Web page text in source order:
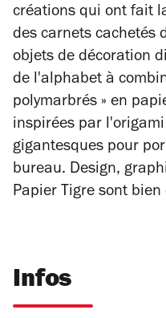
créations qui ont fait
des carnets cachetés
objets de décoration
de l'alphabet à
polymarbrés » en
inspirées par
gigantesques pour
bureau. Design,
Papier Tigre sont
Infos